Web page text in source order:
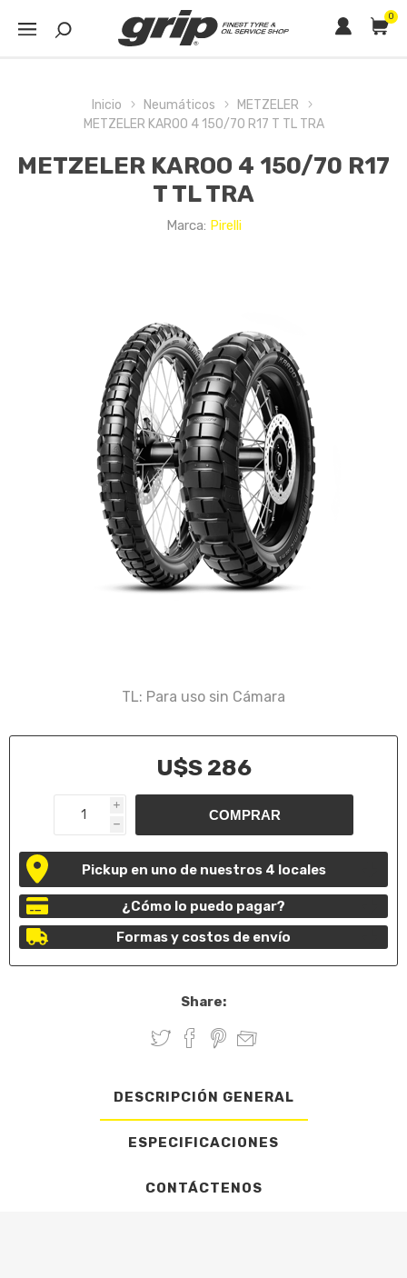
0
Inicio Neumáticos
METZELER
METZELER KAROO 4 150/70 R17 T TL TRA
METZELER KAROO 4 150/70 R17
T TL TRA
Marca: Pirelli
TL: Para uso sin Cámara
U$S 286
i
h
Pickup en uno de nuestros 4 locales
¿Cómo lo puedo pagar?
Formas y costos de envío
Share:
DESCRIPCIÓN GENERAL
ESPECIFICACIONES
CONTÁCTENOS